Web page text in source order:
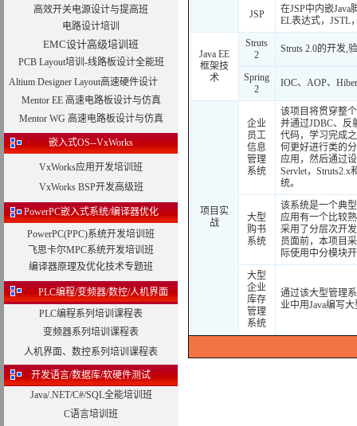
高效开关电源设计与提高班
电路设计培训
EMC设计高级培训班
PCB Layout培训-线路板设计全能班
Altium Designer Layout高速硬件设计
Mentor EE 高速电路板设计与仿真
Mentor WG 高速电路板设计与仿真
嵌入式OS--VxWorks
VxWorks应用开发培训班
VxWorks BSP开发高级班
PowerPC嵌入式系统/编译器优化
PowerPC(PPC)系统开发培训班
飞思卡尔MPC系统开发培训班
编译器原理及优化技术专题班
PLC编程/变频器/数控/人机界面
PLC编程系列培训课程表
变频器系列培训课程表
人机界面、数控系列培训课程表
开发语言/数据库/软硬件测试
Java/.NET/C#/SQL全能培训班
C语言培训班
JSP
在JSP中内嵌Java
EL表达式，JSTL
Java EE
框架技
术
Struts
2
Struts 2.0的开发,
Spring
2
IOC、AOP、
项目实
战
企业
员工
信息
管理
系统
该项目将贯穿整
并通过JDBC、反
代码，学习完成
何更好进行类的
应用，然后通过
Servlet，
统。
大型
购书
系统
该系统是一个典
应用有一个比较
采用了分层次开
员面前，本项目
际使用中分模块
大型
企业
库存
管理
系统
通过该大型管理
业中用Java编写